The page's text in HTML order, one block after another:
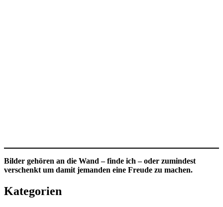
Bilder gehören an die Wand – finde ich – oder zumindest
verschenkt um damit jemanden eine Freude zu machen.
Kategorien